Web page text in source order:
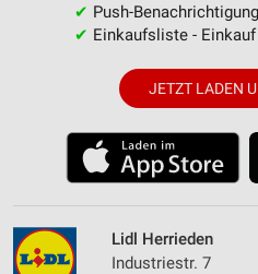
✔ Push-
✔ Einkaufsliste -
JETZT LADEN
Lidl Herrieden
Industriestr. 7